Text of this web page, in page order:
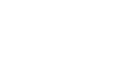
成された方に対し、下
ます。